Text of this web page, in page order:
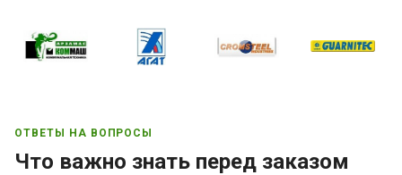
ОТВЕТЫ НА ВОПРОСЫ
Что важно знать перед заказом